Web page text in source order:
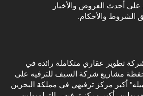
على أحدث العروض والأخبار
الشروط والأحكام.
كشركة تطوير عقاري متكاملة رائدة في
مشاريع شركة السيف للترفيه على
أكبر مركز ترفيهي في مملكة البحرين